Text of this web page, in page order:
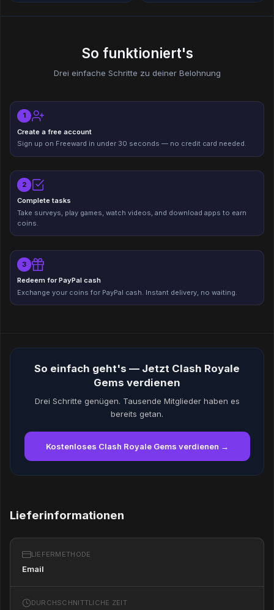
So funktioniert's
Drei einfache Schritte zu deiner Belohnung
1
Create a free account
Sign up on Freeward in under 30 seconds — no credit card needed.
2
Complete tasks
Take surveys, play games, watch videos, and download apps to earn
coins.
3
Redeem for PayPal cash
Exchange your coins for PayPal cash. Instant delivery, no waiting.
So einfach geht's — Jetzt Clash Royale
Gems verdienen
Drei Schritte genügen. Tausende Mitglieder haben es
bereits getan.
Kostenloses Clash Royale Gems verdienen →
Lieferinformationen
LIEFERMETHODE
Email
DURCHSCHNITTLICHE ZEIT